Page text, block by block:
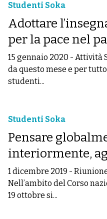
Studenti Soka
Adottare
per la pace nel
15 gennaio 2020 - Attività
da questo mese e per
studenti...
Studenti Soka
Pensare
interiormente,
1 dicembre 2019 -
Nell’ambito del Corso
19 ottobre si...